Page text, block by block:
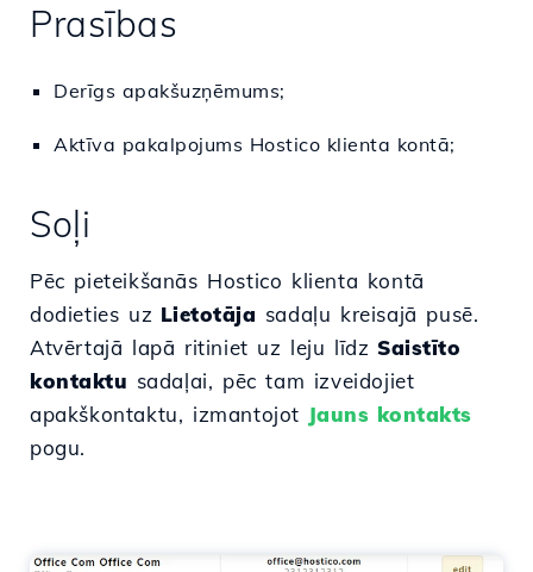
Prasības
Derīgs apakšuzņēmums;
Aktīva pakalpojums Hostico klienta kontā;
Soļi
Pēc pieteikšanās Hostico klienta kontā
dodieties uz Lietotāja sadaļu kreisajā pusē.
Atvērtajā lapā ritiniet uz leju līdz Saistīto
kontaktu sadaļai, pēc tam izveidojiet
apakškontaktu, izmantojot Jauns kontakts
pogu.